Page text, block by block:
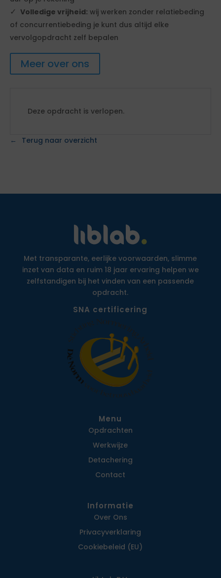
Volledige vrijheid: wij werken zonder relatiebeding
of concurrentiebeding je kunt dus altijd elke
vervolgopdracht zelf bepalen
Meer over ons
Deze opdracht is verlopen.
Terug naar overzicht
Met transparante, eerlijke voorwaarden, slimme
inzet van data en ruim 18 jaar ervaring helpen we
zelfstandigen bij het vinden van een passende
opdracht.
SNA certificering
Menu
Opdrachten
Werkwijze
Detachering
Contact
Informatie
Over Ons
Privacy­verklaring
Cookiebeleid (EU)